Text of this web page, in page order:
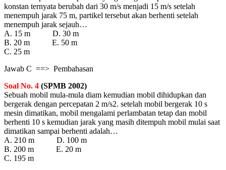
konstan ternyata berubah dari 30 m/s menjadi 15 m/s setelah
menempuh jarak 75 m, partikel tersebut akan berhenti setelah
menempuh jarak sejauh…
A. 15 m D. 30 m
B. 20 m E. 50 m
C. 25 m
Jawab C ==> Pembahasan
Soal No. 4 (SPMB 2002)
Sebuah mobil mula-mula diam kemudian mobil dihidupkan dan
bergerak dengan percepatan 2 m/s2. setelah mobil bergerak 10 s
mesin dimatikan, mobil mengalami perlambatan tetap dan mobil
berhenti 10 s kemudian jarak yang masih ditempuh mobil mulai saat
dimatikan sampai berhenti adalah…
A. 210 m D. 100 m
B. 200 m E. 20 m
C. 195 m